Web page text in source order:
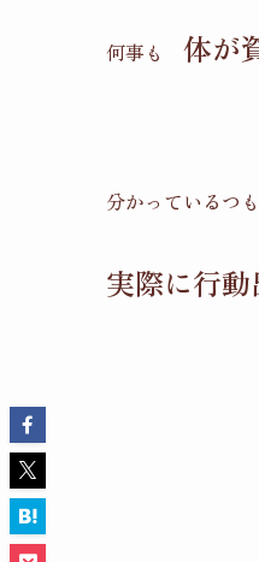
何事も 体が
分かっているつ
実際に行動